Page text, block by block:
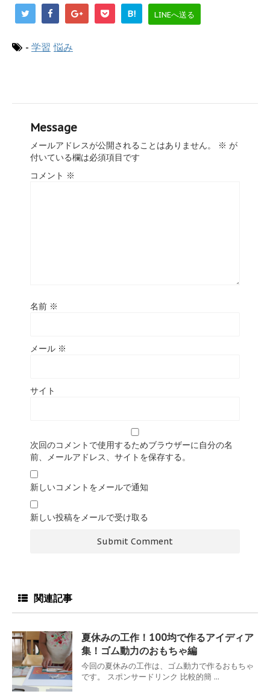
B! LINEへ送る
- 学習 悩み
Message
メールアドレスが公開されることはありません。 ※ が
付いている欄は必須項目です
コメント ※
名前 ※
メール ※
サイト
次回のコメントで使用するためブラウザーに自分の名
前、メールアドレス、サイトを保存する。
新しいコメントをメールで通知
新しい投稿をメールで受け取る
関連記事
夏休みの工作！100均で作るアイディア
集！ゴム動力のおもちゃ編
今回の夏休みの工作は、ゴム動力で作るおもちゃ
です。 スポンサードリンク 比較的簡 ...